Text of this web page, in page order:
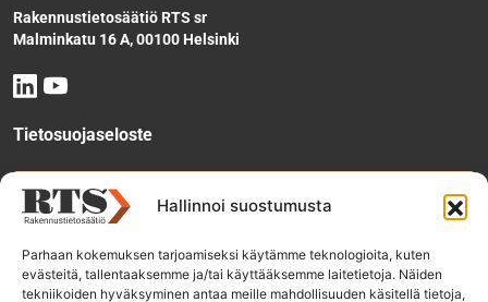
Hallinnoi suostumusta
Parhaan kokemuksen tarjoamiseksi käytämme teknologioita, kuten
evästeitä, tallentaaksemme ja/tai käyttääksemme laitetietoja. Näiden
tekniikoiden hyväksyminen antaa meille mahdollisuuden käsitellä tietoja,
Rakennustietosäätiö RTS sr
Malminkatu 16 A, 00100 Helsinki
Tietosuojaseloste
Tee käyttölupahakemus
Tilaa uutiskirje